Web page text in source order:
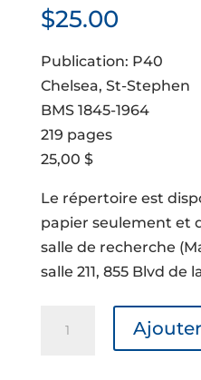
$25.00
Publication: P40
Chelsea, St-Stephen
BMS 1845-1964
219 pages
25,00 $
Le répertoire est
papier seulement et
salle de recherche
salle 211, 855 Blvd de